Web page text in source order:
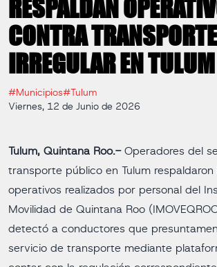
RESPALDAN
CONTRA TRANSPORTE
IRREGULAR EN TULUM
#Municipios#Tulum
Viernes, 12 de Junio de 2026
Tulum, Quintana Roo.-Operadores del
transporte público en Tulum respaldaron
operativos realizados por personal del
Movilidad de Quintana Roo
detectó a conductores que
servicio de transporte mediante